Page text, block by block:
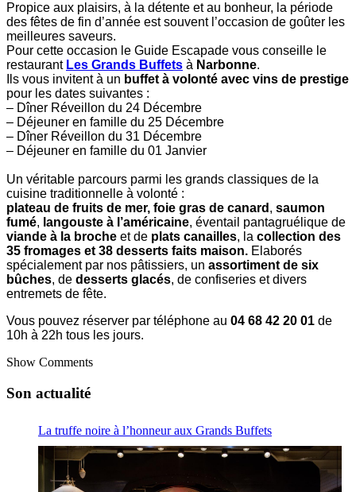
Propice aux plaisirs, à la détente et au bonheur, la période
des fêtes de fin d’année est souvent l’occasion de goûter les
meilleures saveurs.
Pour cette occasion le Guide Escapade vous conseille le
restaurant Les Grands Buffets à Narbonne.
Ils vous invitent à un buffet à volonté avec vins de prestige
pour les dates suivantes :
– Dîner Réveillon du 24 Décembre
– Déjeuner en famille du 25 Décembre
– Dîner Réveillon du 31 Décembre
– Déjeuner en famille du 01 Janvier
Un véritable parcours parmi les grands classiques de la
cuisine traditionnelle à volonté :
plateau de fruits de mer, foie gras de canard , saumon
fumé, langouste à l’américaine, éventail pantagruélique de
viande à la broche et de plats canailles, la collection des
35 fromages et 38 desserts faits maison. Elaborés
spécialement par nos pâtissiers, un assortiment de six
bûches, de desserts glacés, de confiseries et divers
entremets de fête.
Vous pouvez réserver par téléphone au 04 68 42 20 01 de
10h à 22h tous les jours.
Show Comments
Son actualité
La truffe noire à l’honneur aux Grands Buffets